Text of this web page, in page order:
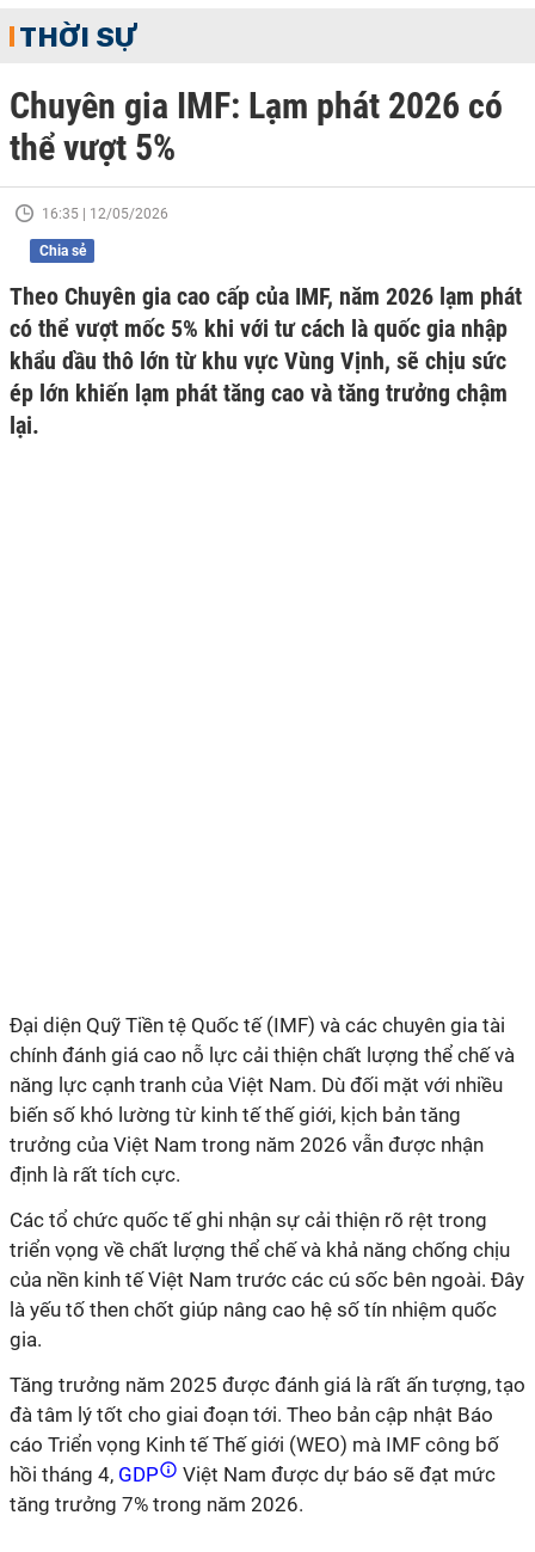
THỜI SỰ
Chuyên gia IMF: Lạm phát 2026 có
thể vượt 5%
16:35 | 12/05/2026
Chia sẻ
Theo Chuyên gia cao cấp của IMF, năm 2026 lạm phát
có thể vượt mốc 5% khi với tư cách là quốc gia nhập
khẩu dầu thô lớn từ khu vực Vùng Vịnh, sẽ chịu sức
ép lớn khiến lạm phát tăng cao và tăng trưởng chậm
lại.
Đại diện Quỹ Tiền tệ Quốc tế (IMF) và các chuyên gia tài
chính đánh giá cao nỗ lực cải thiện chất lượng thể chế và
năng lực cạnh tranh của Việt Nam. Dù đối mặt với nhiều
biến số khó lường từ kinh tế thế giới, kịch bản tăng
trưởng của Việt Nam trong năm 2026 vẫn được nhận
định là rất tích cực.
Các tổ chức quốc tế ghi nhận sự cải thiện rõ rệt trong
triển vọng về chất lượng thể chế và khả năng chống chịu
của nền kinh tế Việt Nam trước các cú sốc bên ngoài. Đây
là yếu tố then chốt giúp nâng cao hệ số tín nhiệm quốc
gia.
Tăng trưởng năm 2025 được đánh giá là rất ấn tượng, tạo
đà tâm lý tốt cho giai đoạn tới. Theo bản cập nhật Báo
cáo Triển vọng Kinh tế Thế giới (WEO) mà IMF công bố
hồi tháng 4, GDP
Việt Nam được dự báo sẽ đạt mức
tăng trưởng 7% trong năm 2026.